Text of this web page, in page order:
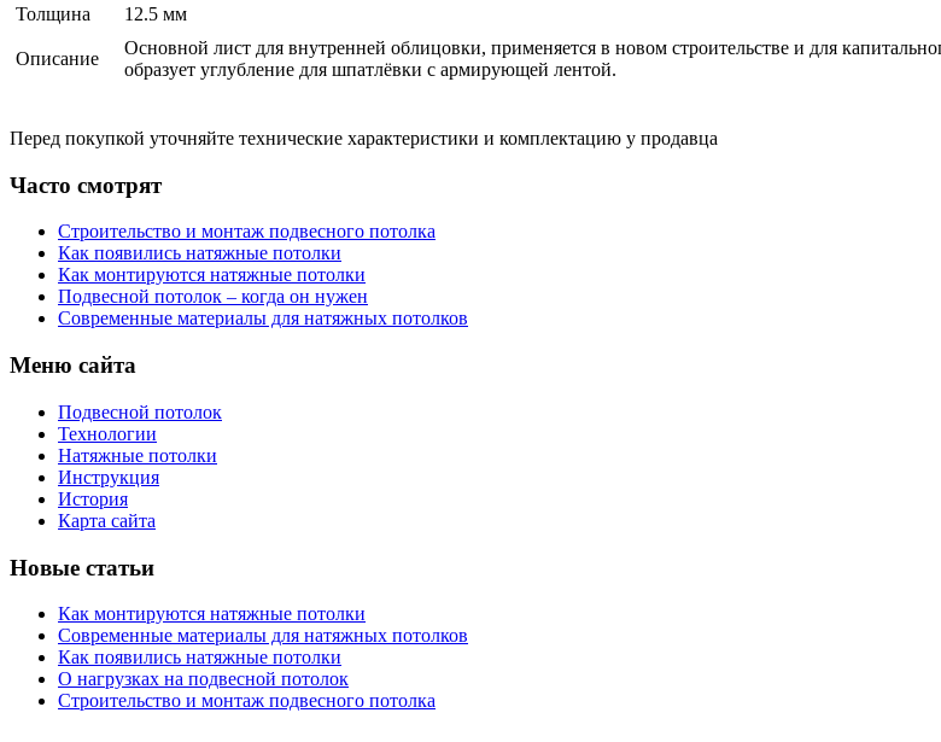
Толщина 12.5 мм
Описание
Основной лист для внутренней облицовки, применяется в новом строительстве и для
образует углубление для шпатлёвки с армирующей лентой.
Перед покупкой уточняйте технические характеристики и комплектацию у продавца
Часто смотрят
Строительство и монтаж подвесного потолка
Как появились натяжные потолки
Как монтируются натяжные потолки
Подвесной потолок – когда он нужен
Современные материалы для натяжных потолков
Меню сайта
Подвесной потолок
Технологии
Натяжные потолки
Инструкция
История
Карта сайта
Новые статьи
Как монтируются натяжные потолки
Современные материалы для натяжных потолков
Как появились натяжные потолки
О нагрузках на подвесной потолок
Строительство и монтаж подвесного потолка